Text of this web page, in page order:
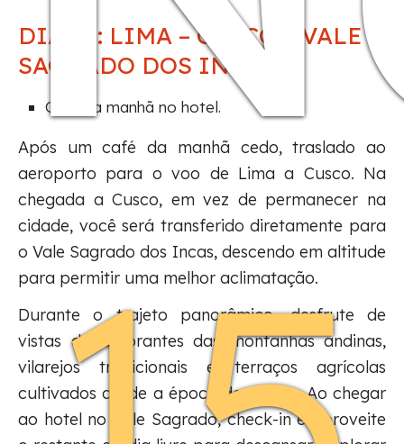
DIA 03: LIMA – CUSCO – VALE
SAGRADO DOS INCAS
Café da manhã no hotel.
Após um café da manhã cedo, traslado ao
aeroporto para o voo de Lima a Cusco. Na
chegada a Cusco, em vez de permanecer na
cidade, você será transferido diretamente para
o Vale Sagrado dos Incas, descendo em altitude
para permitir uma melhor aclimatação.
Durante o trajeto panorâmico, desfrute de
vistas deslumbrantes das montanhas andinas,
vilarejos tradicionais e terraços agrícolas
cultivados desde a época dos Incas. Ao chegar
ao hotel no Vale Sagrado, check-in e aproveite